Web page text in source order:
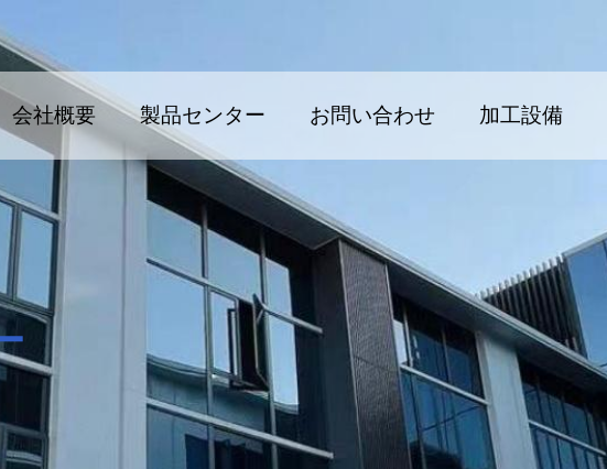
会社概要 製品センター お問い合わせ 加工設備